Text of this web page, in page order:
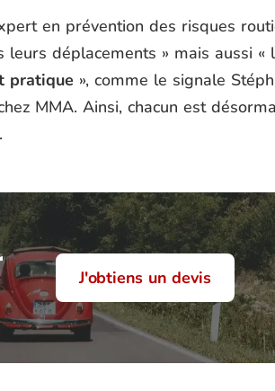
en prévention des risques
déplacements » mais aussi «
pratique », comme le signale
MMA. Ainsi, chacun est
J'obtiens un devis